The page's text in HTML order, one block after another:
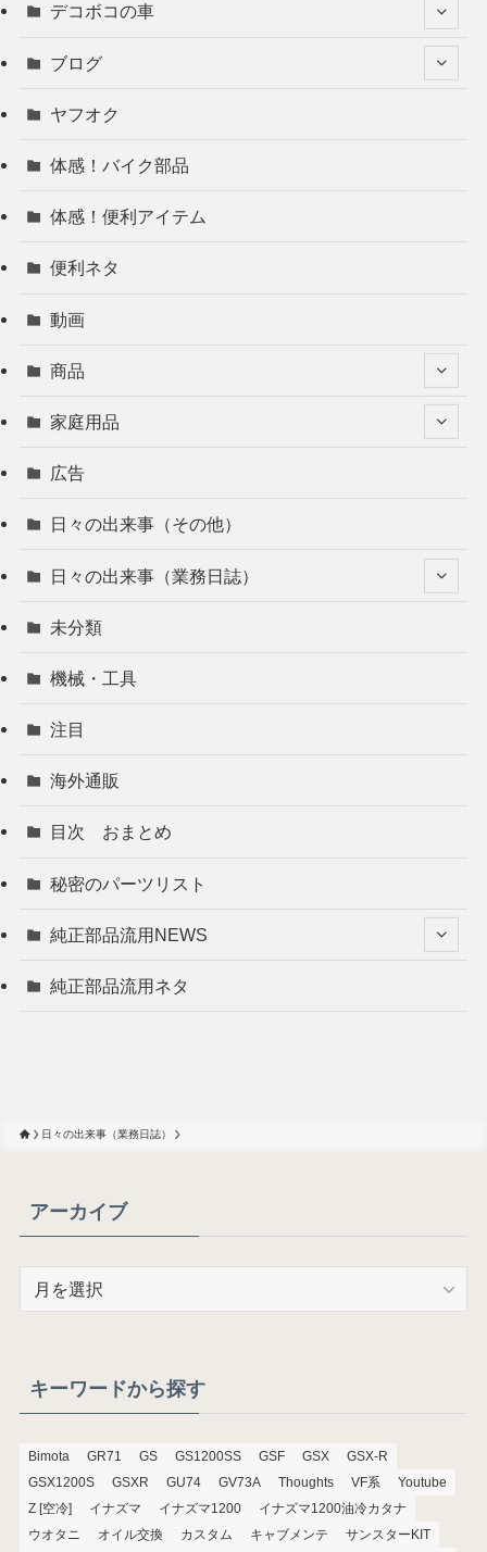
デコボコの車
ブログ
ヤフオク
体感！バイク部品
体感！便利アイテム
便利ネタ
動画
商品
家庭用品
広告
日々の出来事（その他）
日々の出来事（業務日誌）
未分類
機械・工具
注目
海外通販
目次 おまとめ
秘密のパーツリスト
純正部品流用NEWS
純正部品流用ネタ
日々の出来事（業務日誌）
アーカイブ
ブキーワードから探す
Bimota GR71 GS GS1200SS GSF GSX
GSX-R
GSX1200S
GSXR GU74 GV73A Thoughts VF系
Youtube
Z [空冷]
イナズマ イナズマ1200
イナズマ1200油冷カタナ
ウオタニ
オイル交換 カスタム キャブメンテ サンスターKIT